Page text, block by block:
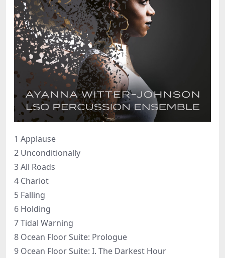
1 Applause
2 Unconditionally
3 All Roads
4 Chariot
5 Falling
6 Holding
7 Tidal Warning
8 Ocean Floor Suite: Prologue
9 Ocean Floor Suite: I. The Darkest Hour